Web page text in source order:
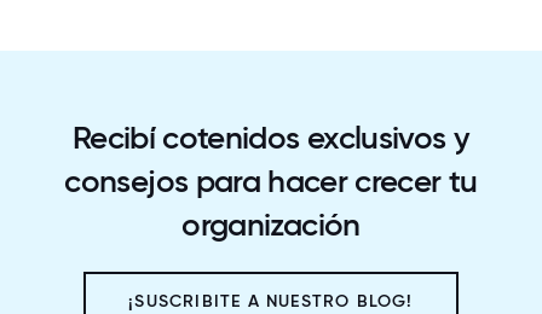
Recibí cotenidos exclusivos y
consejos para hacer crecer tu
organización
¡SUSCRIBITE A NUESTRO BLOG!